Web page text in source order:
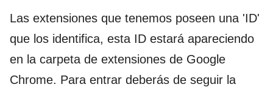
Las extensiones que tenemos poseen una 'ID'
que los identifica, esta ID estará apareciendo
en la carpeta de extensiones de Google
Chrome. Para entrar deberás de seguir la